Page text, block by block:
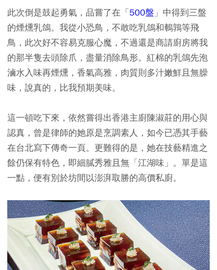
此次倒是鼓起勇氣，品嘗了在「500盤 」中得到三盤
的煙燻乳鴿。我從小恐鳥，不敢吃乳鴿和鵪鶉等飛
鳥，此次好不容易克服心魔，不過還是商請廚房將我
的那半隻去頭除爪，盡量消除鳥形。紅棉的乳鴿先泡
滷水入味再煙燻，香氣高雅，肉質則多汁嫩鮮且無臊
味，說真的，比我預期美味。
這一頓吃下來，依然嘗得出香港主廚陳淑莊的用心與
認真，曾是律師的她原是烹調素人，如今已憑其手藝
在台北寫下傳奇一頁。更難得的是，她在技藝精進之
餘仍保有特色，即細膩秀雅且無「江湖味」。單是這
一點，便有別於坊間以澎湃取勝的高價私廚。